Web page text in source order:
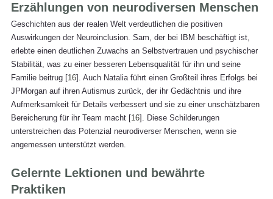
Erzählungen von neurodiversen Menschen
Geschichten aus der realen Welt verdeutlichen die positiven
Auswirkungen der Neuroinclusion. Sam, der bei IBM beschäftigt ist,
erlebte einen deutlichen Zuwachs an Selbstvertrauen und psychischer
Stabilität, was zu einer besseren Lebensqualität für ihn und seine
Familie beitrug [16]. Auch Natalia führt einen Großteil ihres Erfolgs bei
JPMorgan auf ihren Autismus zurück, der ihr Gedächtnis und ihre
Aufmerksamkeit für Details verbessert und sie zu einer unschätzbaren
Bereicherung für ihr Team macht [16]. Diese Schilderungen
unterstreichen das Potenzial neurodiverser Menschen, wenn sie
angemessen unterstützt werden.
Gelernte Lektionen und bewährte
Praktiken